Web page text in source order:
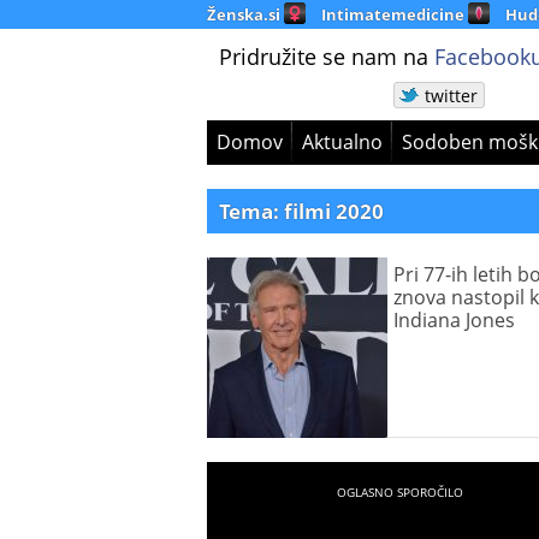
Ženska.si Intimatemedicine
Pridružite se nam na
twitter
Domov Aktualno Sodoben
Tema: filmi 2020
Pri 77-ih letih
znova nastopil
Indiana Jones